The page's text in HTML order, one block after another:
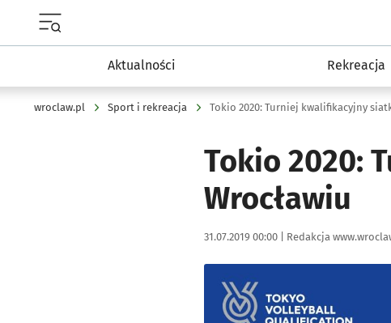
Aktualności Rekreacja
wroclaw.pl Sport i rekreacja Tokio 2020: Turniej kwalifikacyjny
Tokio 2020:
Wrocławiu
Data publikacji:
31.07.2019 00:00 | Autor:
Redakcja